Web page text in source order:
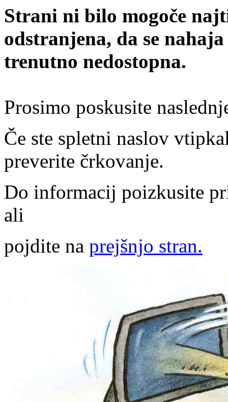
Strani ni bilo mogoče
odstranjena, da se
trenutno nedostopna.
Prosimo poskusite
Če ste spletni naslov
preverite črkovanje.
Do informacij poizkusite
ali
pojdite na prejšnjo stran.